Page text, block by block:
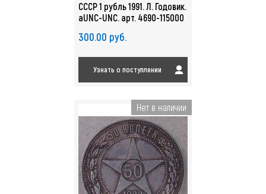
СССР 1 рубль 1991. Л. Годовик.
aUNC-UNC. арт. 4690-115000
300.00 руб.
Узнать о поступлении
Нет в наличии